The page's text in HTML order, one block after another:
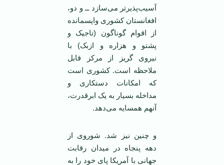
آسیب‌پذیرتر می‌سازد ــ و دو،
افغانستان کشوری واپسمانده
از اقوام گوناگون (تاجیک و
پشتو و هزاره و ازبک) با
نیروی گریز از مرکز قابل
ملاحظه است. کشوری است
که امکانات دستکاری و
مداخله بسیار به یک ابرقدرت،
آنهم همسایه می‌دهد.
و چنین نیز شد. شوروی از
دهه پنجاه در میدان رقابت
جهانی با آمریکا پای خود را به